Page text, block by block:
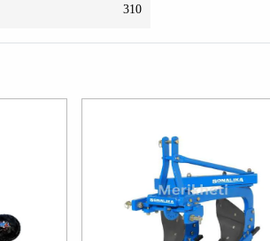
310